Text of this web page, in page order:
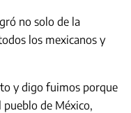
no solo de la
los mexicanos y
y digo fuimos porque
pueblo de México,